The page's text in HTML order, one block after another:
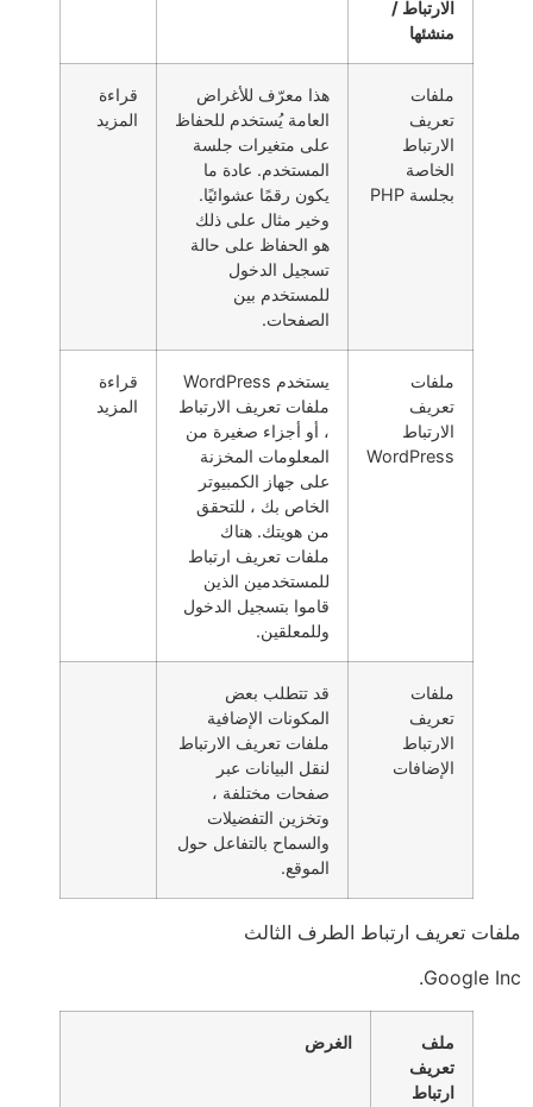
الارتباط /
منشئها
ملفات
تعريف
الارتباط
الخاصة
بجلسة PHP
هذا معرّف للأغراض
العامة يُستخدم للحفاظ
على متغيرات جلسة
المستخدم. عادة ما
يكون رقمًا عشوائيًا.
وخير مثال على ذلك
هو الحفاظ على حالة
تسجيل الدخول
للمستخدم بين
الصفحات.
قراءة
المزيد
ملفات
تعريف
الارتباط
WordPress
يستخدم WordPress
ملفات تعريف الارتباط
، أو أجزاء صغيرة من
المعلومات المخزنة
على جهاز الكمبيوتر
الخاص بك ، للتحقق
من هويتك. هناك
ملفات تعريف ارتباط
للمستخدمين الذين
قاموا بتسجيل الدخول
وللمعلقين.
قراءة
المزيد
ملفات
تعريف
الارتباط
الإضافات
قد تتطلب بعض
المكونات الإضافية
ملفات تعريف الارتباط
لنقل البيانات عبر
صفحات مختلفة ،
وتخزين التفضيلات
والسماح بالتفاعل حول
الموقع.
ملفات تعريف ارتباط الطرف الثالث
Google Inc.
ملف
تعريف
ارتباط
الغرض